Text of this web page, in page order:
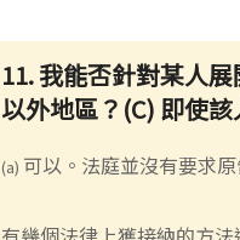
11. 我能否針對某人
以外地區？(C) 即使
(a) 可以。法庭並沒有要求